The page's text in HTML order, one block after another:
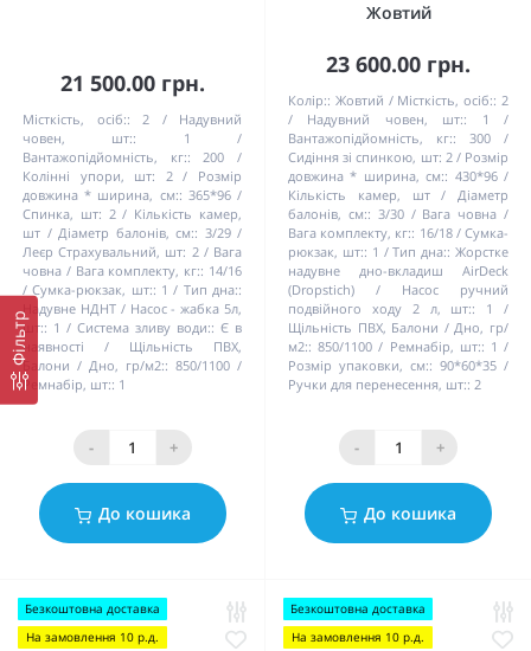
Фільтр
21 500.00 грн.
Місткість, осіб:: 2
Надувний
човен, шт::
1
Вантажопідйомність, кг::
200
Колінні упори, шт:
2
Розмір
довжина * ширина, см:: 365*96
Спинка, шт: 2
Кількість камер,
шт / Діаметр балонів, см:: 3/29
Леєр Страхувальний, шт: 2
Вага
човна / Вага комплекту, кг:: 14/16
Сумка-рюкзак, шт:: 1
Тип дна::
Надувне НДНТ
Насос - жабка 5л,
шт:: 1 Система зливу води:: Є в
наявності
Щільність ПВХ,
Балони / Дно, гр/м2:: 850/1100
Ремнабір, шт:: 1
- +
До кошика
Жовтий
23 600.00 грн.
Колір:: Жовтий Місткість, осіб:: 2
Надувний човен, шт::
1
Вантажопідйомність, кг::
300
Сидіння зі спинкою, шт: 2
Розмір
довжина * ширина, см:: 430*96
Кількість камер, шт / Діаметр
балонів, см:: 3/30
Вага човна /
Вага комплекту, кг:: 16/18
Сумка-
рюкзак, шт:: 1 Тип дна:: Жорстке
надувне дно-вкладиш AirDeck
(Dropstich)
Насос ручний
подвійного ходу 2 л, шт::
1
Щільність ПВХ, Балони / Дно, гр/
м2:: 850/1100 Ремнабір, шт:: 1
Розмір упаковки, см:: 90*60*35
Ручки для перенесення, шт:: 2
- +
До кошика
Безкоштовна доставка
На замовлення 10 р.д.
Безкоштовна доставка
На замовлення 10 р.д.